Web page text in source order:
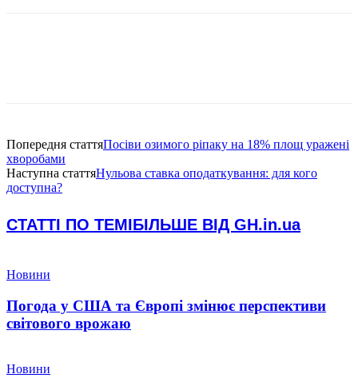
Попередня статтяПосіви озимого ріпаку на 18% площ уражені
хворобами
Наступна статтяНульова ставка оподаткування: для кого
доступна?
СТАТТІ ПО ТЕМІБІЛЬШЕ ВІД GH.in.ua
Новини
Погода у США та Європі змінює перспективи
світового врожаю
Новини